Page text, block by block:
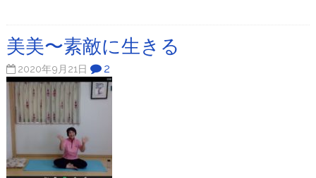
美美〜素敵に生きる
2020年9月21日 2